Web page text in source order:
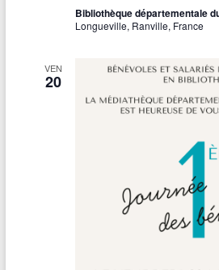
Bibliothèque départementale
Longueville, Ranville, France
VEN
20